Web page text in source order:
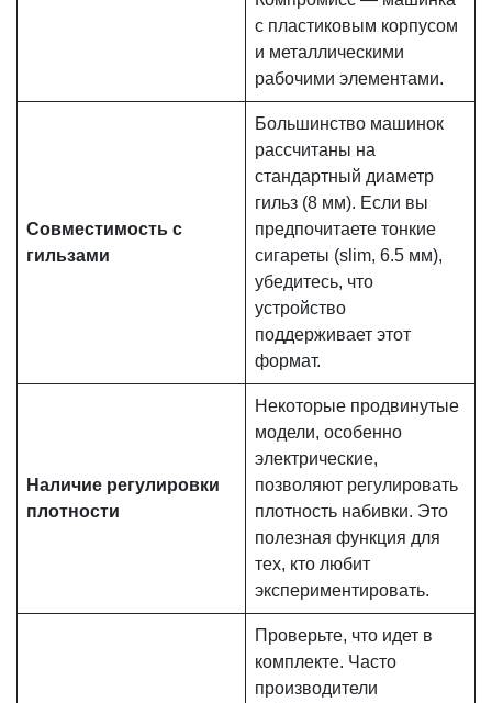
с пластиковым корпусом
и металлическими
рабочими элементами.
Совместимость с
гильзами
Большинство машинок
рассчитаны на
стандартный диаметр
гильз (8 мм). Если вы
предпочитаете тонкие
сигареты (slim, 6.5 мм),
убедитесь, что
устройство
поддерживает этот
формат.
Наличие регулировки
плотности
Некоторые продвинутые
модели, особенно
электрические,
позволяют регулировать
плотность набивки. Это
полезная функция для
тех, кто любит
экспериментировать.
Проверьте, что идет в
комплекте. Часто
производители